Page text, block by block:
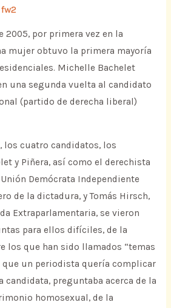
fw2
2005, por primera vez en la
mujer obtuvo la primera mayoría
Michelle Bachelet
una segunda vuelta al candidato
(partido de derecha liberal)
los cuatro candidatos, los
y Piñera, así como el derechista
Demócrata Independiente
de la dictadura, y Tomás Hirsch,
Extraparlamentaria, se vieron
para ellos difíciles, de la
los que han sido llamados “temas
que un periodista quería complicar
candidata, preguntaba acerca de la
homosexual, de la